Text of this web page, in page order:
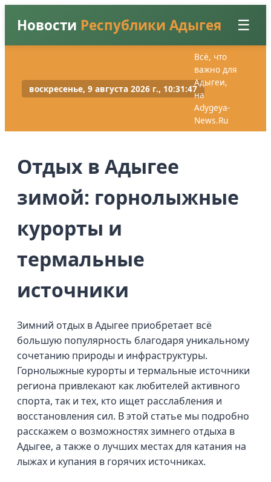
Новости Республики Адыгея ☰
Главная
Вход
воскресенье, 9 августа 2026 г., 10:31:49
Всё, что
важно для
Адыгеи,
на
Adygeya-
News.Ru
Отдых в Адыгее
зимой: горнолыжные
курорты и
термальные
источники
Зимний отдых в Адыгее приобретает всё
большую популярность благодаря уникальному
сочетанию природы и инфраструктуры.
Горнолыжные курорты и термальные источники
региона привлекают как любителей активного
спорта, так и тех, кто ищет расслабления и
восстановления сил. В этой статье мы подробно
расскажем о возможностях зимнего отдыха в
Адыгее, а также о лучших местах для катания на
лыжах и купания в горячих источниках.